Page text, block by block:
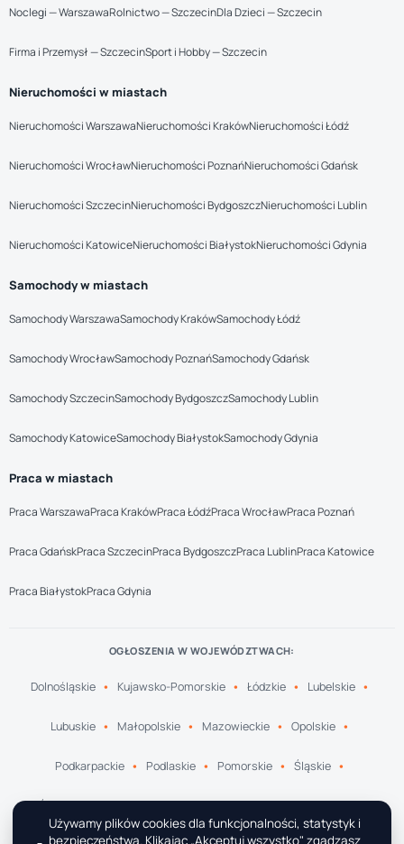
Noclegi — WarszawaRolnictwo — SzczecinDla Dzieci — Szczecin
Firma i Przemysł — SzczecinSport i Hobby — Szczecin
Nieruchomości w miastach
Nieruchomości WarszawaNieruchomości KrakówNieruchomości Łódź
Nieruchomości WrocławNieruchomości PoznańNieruchomości Gdańsk
Nieruchomości SzczecinNieruchomości BydgoszczNieruchomości Lublin
Nieruchomości KatowiceNieruchomości BiałystokNieruchomości Gdynia
Samochody w miastach
Samochody WarszawaSamochody KrakówSamochody Łódź
Samochody WrocławSamochody PoznańSamochody Gdańsk
Samochody SzczecinSamochody BydgoszczSamochody Lublin
Samochody KatowiceSamochody BiałystokSamochody Gdynia
Praca w miastach
Praca WarszawaPraca KrakówPraca ŁódźPraca WrocławPraca Poznań
Praca GdańskPraca SzczecinPraca BydgoszczPraca LublinPraca Katowice
Praca BiałystokPraca Gdynia
OGŁOSZENIA W WOJEWÓDZTWACH:
Dolnośląskie Kujawsko-Pomorskie Łódzkie Lubelskie
Lubuskie Małopolskie Mazowieckie Opolskie
Podkarpackie Podlaskie Pomorskie Śląskie
Świętokrzyskie Warmińsko-Mazurskie Wielkopolskie
Używamy plików cookies dla funkcjonalności, statystyk i
bezpieczeństwa. Klikając „Akceptuj wszystko" zgadzasz